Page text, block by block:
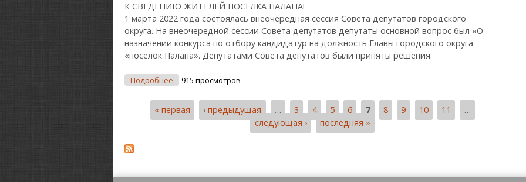
К СВЕДЕНИЮ ЖИТЕЛЕЙ ПОСЕЛКА ПАЛАНА!
1 марта 2022 года состоялась внеочередная сессия Совета депутатов городского
округа. На внеочередной сессии Совета депутатов депутаты основной вопрос был «О
назначении конкурса по отбору кандидатур на должность Главы городского округа
«поселок Палана». Депутатами Совета депутатов были приняты решения:
Подробнее О НОВОСТИ Совета Депутатов Городского Округа «поселок Палана»
915 просмотров
Страницы
« первая ‹ предыдущая … 3 4 5 6 7 8 9 10 11
…
следующая ›
последняя »